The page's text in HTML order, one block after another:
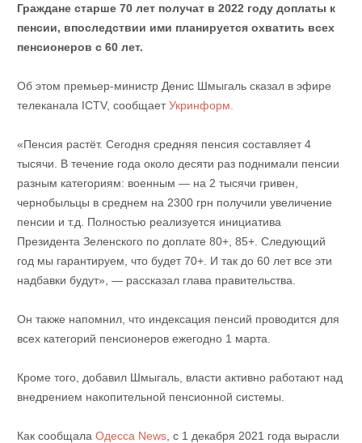
Граждане старше 70 лет получат в 2022 году доплаты к
пенсии, впоследствии ими планируется охватить всех
пенсионеров с 60 лет.
Об этом премьер-министр Денис Шмыгаль сказал в эфире
телеканала ICTV, сообщаетУкринформ.
«Пенсия растёт. Сегодня средняя пенсия составляет 4
тысячи. В течение года около десяти раз поднимали пенсии
разным категориям: военным — на 2 тысячи гривен,
чернобыльцы в среднем на 2300 грн получили увеличение
пенсии и т.д. Полностью реализуется инициатива
Президента Зеленского по доплате 80+, 85+. Следующий
год мы гарантируем, что будет 70+. И так до 60 лет все эти
надбавки будут», — рассказал глава правительства.
Он также напомнил, что индексация пенсий проводится для
всех категорий пенсионеров ежегодно 1 марта.
Кроме того, добавил Шмыгаль, власти активно работают над
внедрением накопительной пенсионной системы.
Как сообщала Одесса News, с 1 декабря 2021 года вырасли